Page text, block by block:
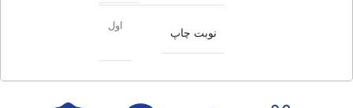
نوبت چاپ
اول